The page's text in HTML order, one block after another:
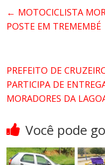
← MOTOCICLISTA
POSTE EM TREMEMBÉ
PREFEITO DE
PARTICIPA DE
MORADORES DA
Você pode